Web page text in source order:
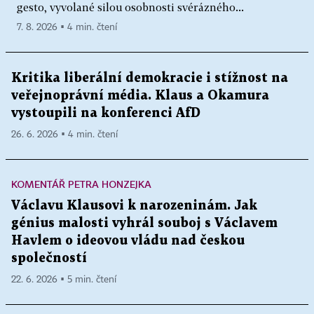
gesto, vyvolané silou osobnosti svérázného...
7. 8. 2026 ▪ 4 min. čtení
Kritika liberální demokracie i stížnost na
veřejnoprávní média. Klaus a Okamura
vystoupili na konferenci AfD
26. 6. 2026 ▪ 4 min. čtení
KOMENTÁŘ PETRA HONZEJKA
Václavu Klausovi k narozeninám. Jak
génius malosti vyhrál souboj s Václavem
Havlem o ideovou vládu nad českou
společností
22. 6. 2026 ▪ 5 min. čtení